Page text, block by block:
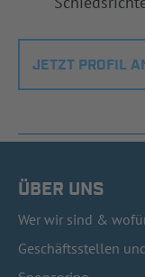
JETZT PROFIL
ÜBER UNS
Wer wir sind &
Geschäftsstellen